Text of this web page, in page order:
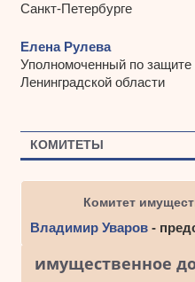
Санкт-Петербурге
Елена Рулева
Уполномоченный по защите
Ленинградской области
КОМИТЕТЫ
Комитет
Владимир Уваров-
имущественное